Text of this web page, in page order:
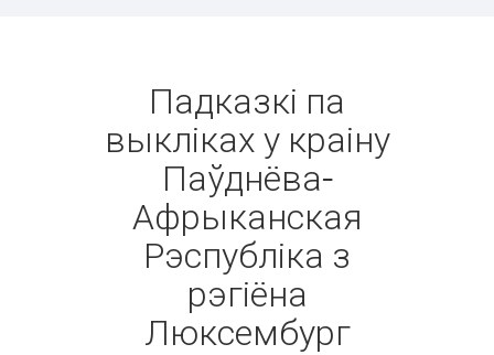
Падказкі па
выкліках у краіну
Паўднёва-
Афрыканская
Рэспубліка з
рэгіёна
Люксембург